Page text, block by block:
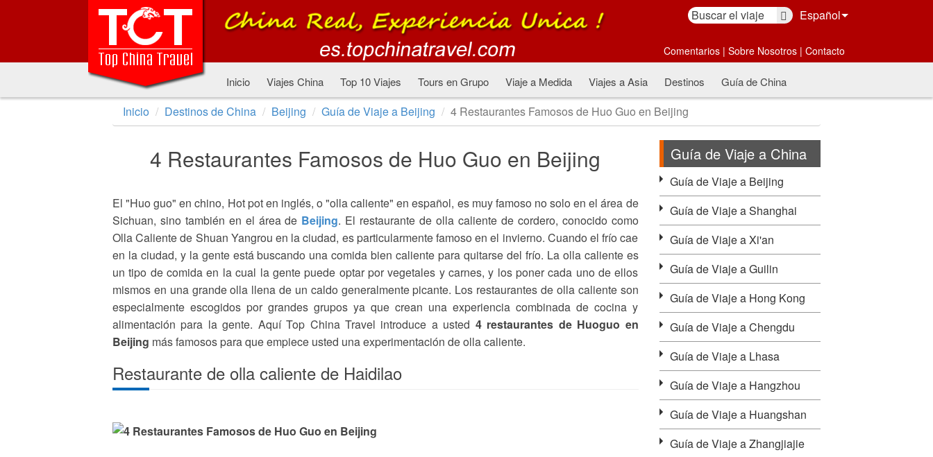
Español
Comentarios | Sobre Nosotros | Contacto
Inicio Viajes China Top 10 Viajes Tours en Grupo Viaje a Medida Viajes a Asia Destinos Guía de China
Inicio Destinos de China Beijing Guía de Viaje a Beijing 4 Restaurantes Famosos de Huo Guo en Beijing
4 Restaurantes Famosos de Huo Guo en Beijing
El "Huo guo" en chino, Hot pot en inglés, o "olla caliente" en español, es muy famoso no solo en el área de
Sichuan, sino también en el área de Beijing. El restaurante de olla caliente de cordero, conocido como
Olla Caliente de Shuan Yangrou en la ciudad, es particularmente famoso en el invierno. Cuando el frío cae
en la ciudad, y la gente está buscando una comida bien caliente para quitarse del frío. La olla caliente es
un tipo de comida en la cual la gente puede optar por vegetales y carnes, y los poner cada uno de ellos
mismos en una grande olla llena de un caldo generalmente picante. Los restaurantes de olla caliente son
especialmente escogidos por grandes grupos ya que crean una experiencia combinada de cocina y
alimentación para la gente. Aquí Top China Travel introduce a usted 4 restaurantes de Huoguo en
Beijing más famosos para que empiece usted una experimentación de olla caliente.
Restaurante de olla caliente de Haidilao
Guía de Viaje a China
Guía de Viaje a Beijing
Guía de Viaje a Shanghai
Guía de Viaje a Xi'an
Guía de Viaje a Guilin
Guía de Viaje a Hong Kong
Guía de Viaje a Chengdu
Guía de Viaje a Lhasa
Guía de Viaje a Hangzhou
Guía de Viaje a Huangshan
Guía de Viaje a Zhangjiajie